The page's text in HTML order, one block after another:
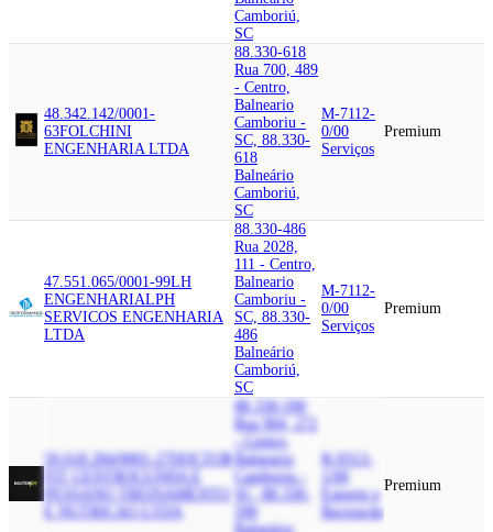
Camboriú,
SC
48.342.142/0001-
63FOLCHINI
ENGENHARIA LTDA
88.330-618
Rua 700, 489
- Centro,
Balneario
Camboriu -
SC, 88.330-
618
Balneário
Camboriú,
SC
M-7112-
0/00
Serviços
Premium
47.551.065/0001-99LH
ENGENHARIALPH
SERVICOS ENGENHARIA
LTDA
88.330-486
Rua 2028,
111 - Centro,
Balneario
Camboriu -
SC, 88.330-
486
Balneário
Camboriú,
SC
M-7112-
0/00
Serviços
Premium
59.618.284/0001-27
DOCTOR
FIT CENTRO
CUNHA E
PESSANO TREINAMENTO
E NUTRICAO LTDA
88.330-590
Rua 904, 272
- Centro,
Balneario
Camboriu -
SC, 88.330-
590
R-9313-
Esporte e
Recreação
Premium